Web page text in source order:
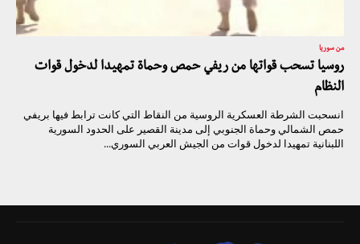
من سوريا
روسيا تسحب قواتها من ريفي حمص وحماة تمهيدا لدخول قوات
النظام
انسحبت الشرطة العسكرية الروسية من النقاط التي كانت ترابط فيها بريفي
حمص الشمالي وحماة الجنوبي إلى مدينة القصير على الحدود السورية
اللبنانية تمهيدا لدخول قوات من الجيش العربي السوري...